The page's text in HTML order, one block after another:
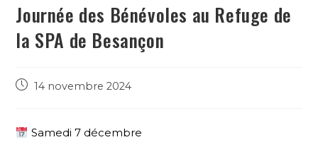
Journée des Bénévoles au Refuge de
la SPA de Besançon
14 novembre 2024
Samedi 7 décembre